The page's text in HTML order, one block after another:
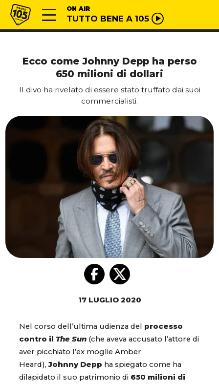
Vai al contenuto
Radio 105 ON AIR
TUTTO BENE A 105
Ecco come Johnny Depp ha perso
650 milioni di dollari
Il divo ha rivelato di essere stato truffato dai suoi
commercialisti.
17 LUGLIO 2020
Nel corso dell’ultima udienza del processo
contro il The Sun (che aveva accusato l’attore di
aver picchiato l’ex moglie Amber
Heard),Johnny Depp ha spiegato come ha
dilapidato il suo patrimonio di 650 milioni di